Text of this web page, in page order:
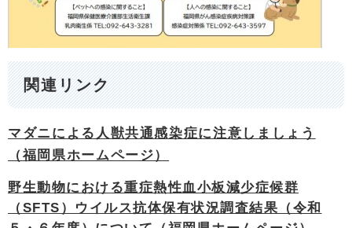
関連リンク
マダニによる人獣共通感染症に注意しましょう
（福岡県ホームページ）
野生動物における重症熱性血小板減少症候群
（SFTS）ウイルス抗体保有状況調査結果（令和